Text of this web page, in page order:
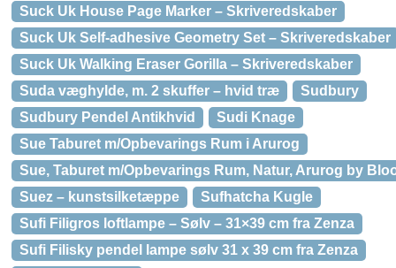
Suck Uk House Page Marker – Skriveredskaber
Suck Uk Self-adhesive Geometry Set – Skriveredskaber
Suck Uk Walking Eraser Gorilla – Skriveredskaber
Suda væghylde, m. 2 skuffer – hvid træ
Sudbury
Sudbury Pendel Antikhvid
Sudi Knage
Sue Taburet m/Opbevarings Rum i Arurog
Sue, Taburet m/Opbevarings Rum, Natur, Arurog by
Suez – kunstsilketæppe
Sufhatcha Kugle
Sufi Filigros loftlampe – Sølv – 31×39 cm fra Zenza
Sufi Filisky pendel lampe sølv 31 x 39 cm fra Zenza